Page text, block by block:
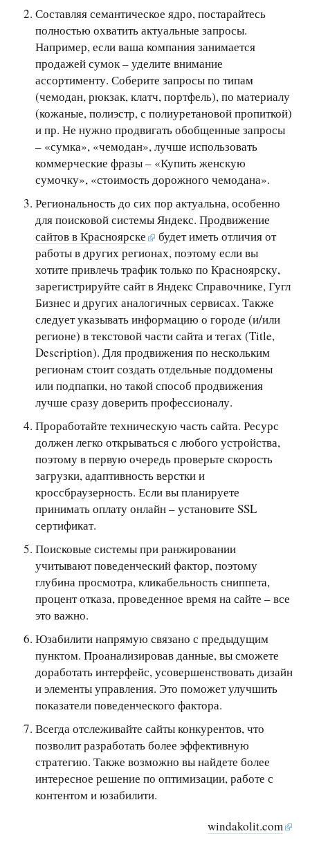
Составляя семантическое ядро, постарайтесь
полностью охватить актуальные запросы.
Например, если ваша компания занимается
продажей сумок – уделите внимание
ассортименту. Соберите запросы по типам
(чемодан, рюкзак, клатч, портфель), по материалу
(кожаные, полиэстр, с полиуретановой пропиткой)
и пр. Не нужно продвигать обобщенные запросы
– «сумка», «чемодан», лучше использовать
коммерческие фразы – «Купить женскую
сумочку», «стоимость дорожного чемодана».
Региональность до сих пор актуальна, особенно
для поисковой системы Яндекс. Продвижение
сайтов в Красноярске
будет иметь отличия от
работы в других регионах, поэтому если вы
хотите привлечь трафик только по Красноярску,
зарегистрируйте сайт в Яндекс Справочнике, Гугл
Бизнес и других аналогичных сервисах. Также
следует указывать информацию о городе (и/или
регионе) в текстовой части сайта и тегах (Title,
Description). Для продвижения по нескольким
регионам стоит создать отдельные поддомены
или подпапки, но такой способ продвижения
лучше сразу доверить профессионалу.
Проработайте техническую часть сайта. Ресурс
должен легко открываться с любого устройства,
поэтому в первую очередь проверьте скорость
загрузки, адаптивность верстки и
кроссбраузерность. Если вы планируете
принимать оплату онлайн – установите SSL
сертификат.
Поисковые системы при ранжировании
учитывают поведенческий фактор, поэтому
глубина просмотра, кликабельность сниппета,
процент отказа, проведенное время на сайте – все
это важно.
Юзабилити напрямую связано с предыдущим
пунктом. Проанализировав данные, вы сможете
доработать интерфейс, усовершенствовать дизайн
и элементы управления. Это поможет улучшить
показатели поведенческого фактора.
Всегда отслеживайте сайты конкурентов, что
позволит разработать более эффективную
стратегию. Также возможно вы найдете более
интересное решение по оптимизации, работе с
контентом и юзабилити.
windakolit.com